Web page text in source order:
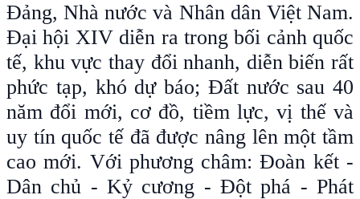
Đảng, Nhà nước và Nhân dân Việt Nam.
Đại hội XIV diễn ra trong bối cảnh quốc
tế, khu vực thay đổi nhanh, diễn biến rất
phức tạp, khó dự báo; Đất nước sau 40
năm đổi mới, cơ đồ, tiềm lực, vị thế và
uy tín quốc tế đã được nâng lên một tầm
cao mới. Với phương châm: Đoàn kết -
Dân chủ - Kỷ cương - Đột phá - Phát